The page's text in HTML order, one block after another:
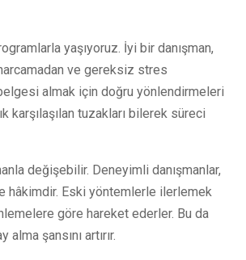
yaşıyoruz. İyi bir danışman,
harcamadan ve gereksiz stres
almak için doğru yönlendirmeleri
karşılaşılan tuzakları bilerek süreci
değişebilir. Deneyimli danışmanlar,
hâkimdir. Eski yöntemlerle ilerlemek
göre hareket ederler. Bu da
şansını artırır.